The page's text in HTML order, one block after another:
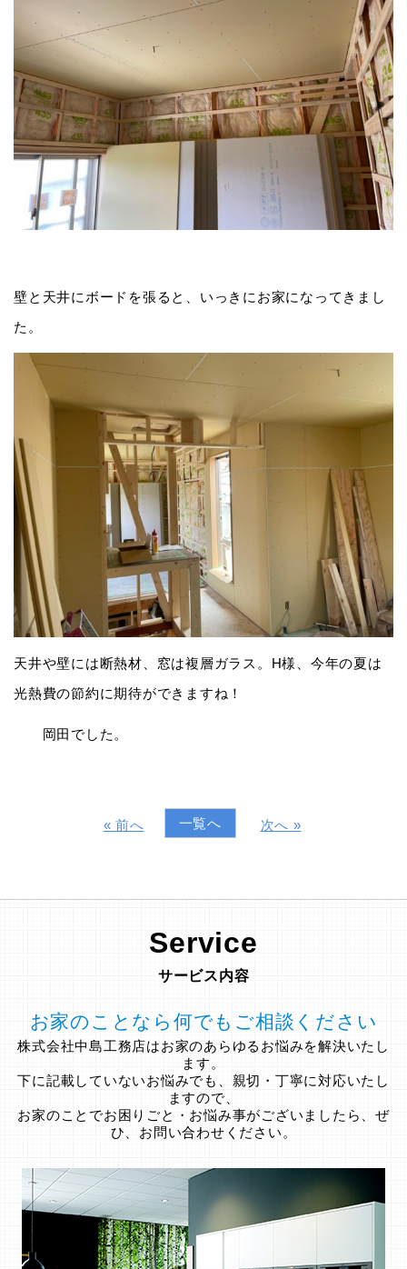
壁と天井にボードを張ると、いっきにお家になってきまし
た。
天井や壁には断熱材、窓は複層ガラス。H様、今年の夏は
光熱費の節約に期待ができますね！
岡田でした。
« 前へ 一覧へ 次へ »
Service
サービス内容
お家のことなら何でもご相談ください
株式会社中島工務店はお家のあらゆるお悩みを解決いたし
ます。
下に記載していないお悩みでも、親切・丁寧に対応いたし
ますので、
お家のことでお困りごと・お悩み事がございましたら、ぜ
ひ、お問い合わせください。